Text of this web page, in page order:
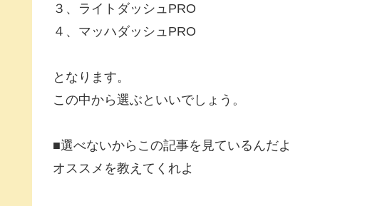
３、ライトダッシュPRO
４、マッハダッシュPRO
となります。
この中から選ぶといいでしょう。
■選べないからこの記事を見ているんだよ
オススメを教えてくれよ